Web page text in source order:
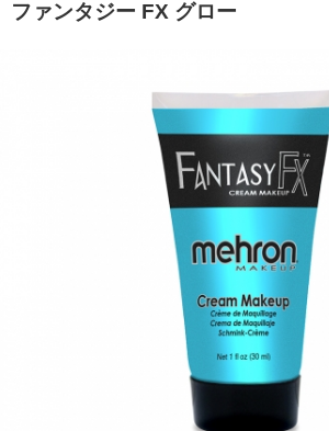
ファンタジー FX グロー